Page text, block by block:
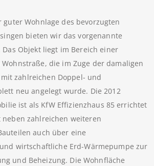
Wohnlage des bevorzugten
bieten wir das vorgenannte
Objekt liegt im Bereich einer
die im Zuge der damaligen
zahlreichen Doppel- und
neu angelegt wurde. Die 2012
ist als KfW Effizienzhaus 85 errichtet
zahlreichen weiteren
auch über eine
wirtschaftliche Erd-Wärmepumpe zur
und Beheizung. Die Wohnfläche